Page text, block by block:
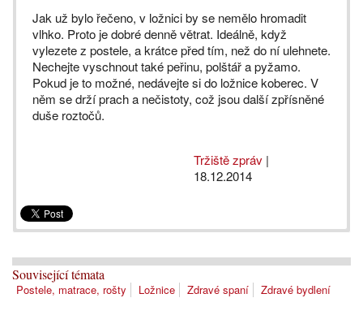
Jak už bylo řečeno, v ložnici by se nemělo hromadit
vlhko. Proto je dobré denně větrat. Ideálně, když
vylezete z postele, a krátce před tím, než do ní ulehnete.
Nechejte vyschnout také peřinu, polštář a pyžamo.
Pokud je to možné, nedávejte si do ložnice koberec. V
něm se drží prach a nečistoty, což jsou další zpřísněné
duše roztočů.
Tržiště zpráv |
18.12.2014
Související témata
Postele, matrace, rošty Ložnice Zdravé spaní Zdravé bydlení